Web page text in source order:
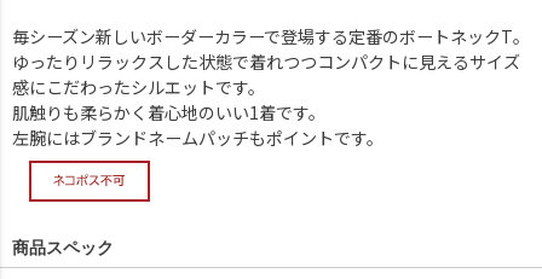
毎シーズン新しいボーダーカラーで登場する定番のボートネックT。
ゆったりリラックスした状態で着れつつコンパクトに見えるサイズ
感にこだわったシルエットです。
肌触りも柔らかく着心地のいい1着です。
左腕にはブランドネームパッチもポイントです。
商品スペック